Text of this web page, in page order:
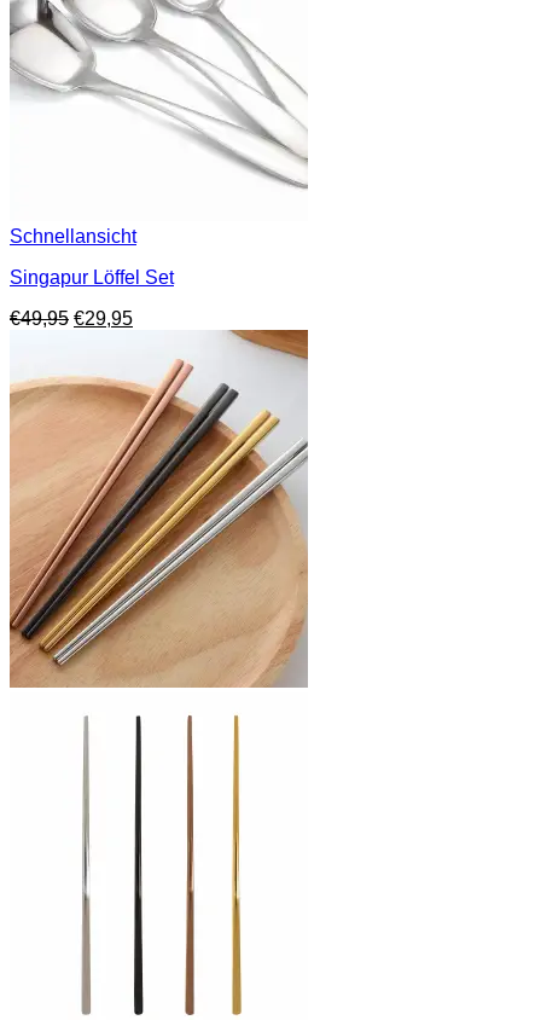
Schnellansicht
Singapur Löffel Set
€49,95 Ursprünglicher
€49,95
€29,95Aktueller
€29,95.